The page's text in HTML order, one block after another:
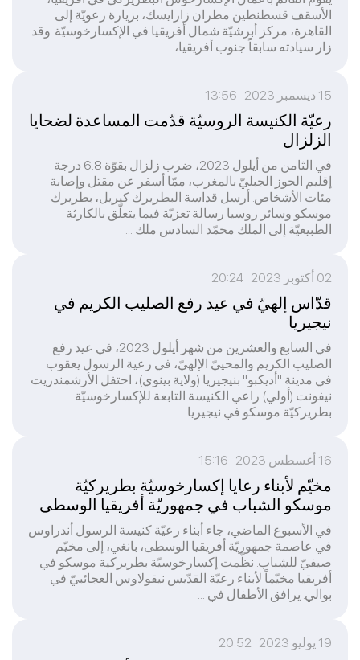
الأسقف قسطنطين مطران زارايسك، بزيارة رعويّة إلى
القاهرة، مركز أبرشيّة شمال أفريقيا في الإكسارخوسيّة. وقد
زار سيادته سابقاً جنوب أفريقيا، ...
15 ديسمبر 2023 13:56
رعيّة الكنيسة الروسيّة قدّمت المساعدة لضحايا
الزلزال
في الثامن من أيلول 2023، ضرب زلزال بقوّة 6.8 درجة
إقليم الحوز الجبليّ بالمغرب، ممّا أسفر عن مقتل وإصابة
مئات الأشخاص. أرسل قداسة البطريرك كيريل، بطريرك
موسكو وسائر روسيا رسالة تعزيّة فيما يتعلّق بالكارثة
الطبيعيّة إلى الملك محمّد السادس ملك ...
02 أكتوبر 2023 20:24
قدّاس إلهيّ في عيد رفع الصليب الكريم في
نيجيريا
في السابع والعشرين من شهر أيلول 2023، في عيد رفع
الصليب الكريم والمحييّ الإلهيّ، في رعية الرسول يعقوب
في مدينة "أديكبو" بنيجيريا (ولاية بينوي)، احتفل الأرشمندريت
نيفونت (أولي) راعي الكنيسة التابعة للإكسارخوسيّة
بطريركيّة موسكو في نيجيريا ...
16 أغسطس 2023 15:16
مخيّم لأبناء رعايا إكسارخوسيّة بطريركيّة
موسكو الشباب في جمهوريّة أفريقيا الوسطى
في الأسبوع الماضي، جاء أبناء رعيّة كنيسة الرسول أندراوس
في عاصمة جمهوريّة أفريقيا الوسطى، بانغي، إلى مخيّم
صيفيّ للشباب. نظّمت إكسارخوسيّة بطريركية موسكو في
أفريقيا مخيّماً لأبناء رعيّة القدّيس نيقولاوس العجائبيّ في
بوالي. يرافق الأطفال في ...
19 يوليو 2023 20:52